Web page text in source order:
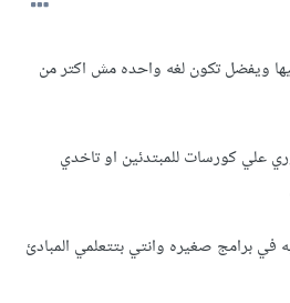
ويفضل تكون لغه واحده مش اكتر من
علي كورسات للمبتدئين او تاخدي
في برامج صغيره وانتي بتتعلمي المبادئ